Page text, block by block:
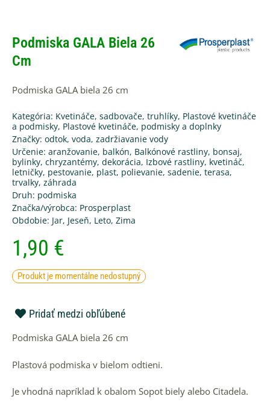
Podmiska GALA Biela 26
Cm
Podmiska GALA biela 26 cm
Kategória: Kvetináče, sadbovače, truhlíky, Plastové kvetináče
a podmisky, Plastové kvetináče, podmisky a doplnky
Značky: odtok, voda, zadržiavanie vody
Určenie: aranžovanie, balkón, Balkónové rastliny, bonsaj,
bylinky, chryzantémy, dekorácia, Izbové rastliny, kvetináč,
letničky, pestovanie, plast, polievanie, sadenie, terasa,
trvalky, záhrada
Druh: podmiska
Značka/výrobca: Prosperplast
Obdobie: Jar, Jeseň, Leto, Zima
1,90 €
Produkt je momentálne nedostupný
Pridať medzi obľúbené
Podmiska GALA biela 26 cm
Plastová podmiska v bielom odtieni.
Je vhodná napríklad k obalom Sopot biely alebo Citadela.